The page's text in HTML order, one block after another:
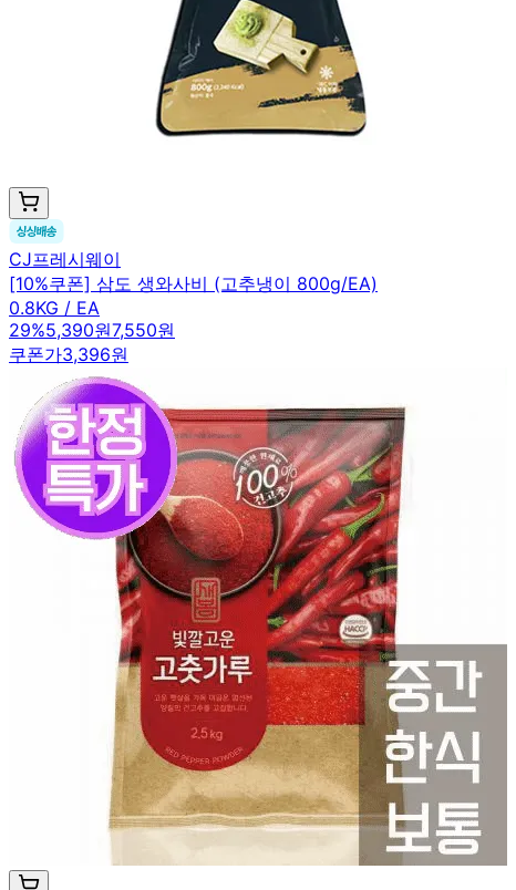
CJ프레시웨이
[10%쿠폰] 삼도 생와사비 (고추냉이 800g/EA)
0.8KG / EA
29%5,390원7,550원
쿠폰가3,396원